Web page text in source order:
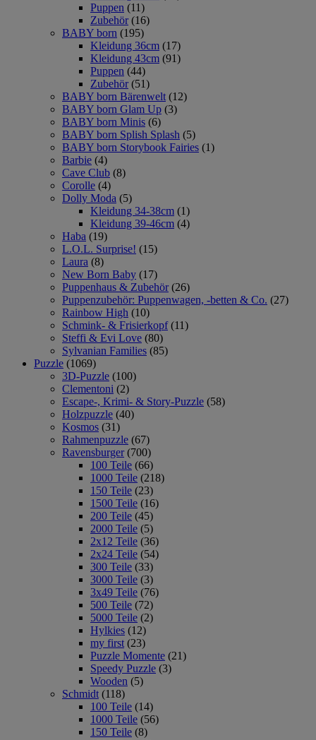
Puppen (11)
Zubehör (16)
BABY born (195)
Kleidung 36cm (17)
Kleidung 43cm (91)
Puppen (44)
Zubehör (51)
BABY born Bärenwelt (12)
BABY born Glam Up (3)
BABY born Minis (6)
BABY born Splish Splash (5)
BABY born Storybook Fairies (1)
Barbie (4)
Cave Club (8)
Corolle (4)
Dolly Moda (5)
Kleidung 34-38cm (1)
Kleidung 39-46cm (4)
Haba (19)
L.O.L. Surprise! (15)
Laura (8)
New Born Baby (17)
Puppenhaus & Zubehör (26)
Puppenzubehör: Puppenwagen, -betten & Co. (27)
Rainbow High (10)
Schmink- & Frisierkopf (11)
Steffi & Evi Love (80)
Sylvanian Families (85)
Puzzle (1069)
3D-Puzzle (100)
Clementoni (2)
Escape-, Krimi- & Story-Puzzle (58)
Holzpuzzle (40)
Kosmos (31)
Rahmenpuzzle (67)
Ravensburger (700)
100 Teile (66)
1000 Teile (218)
150 Teile (23)
1500 Teile (16)
200 Teile (45)
2000 Teile (5)
2x12 Teile (36)
2x24 Teile (54)
300 Teile (33)
3000 Teile (3)
3x49 Teile (76)
500 Teile (72)
5000 Teile (2)
Hylkies (12)
my first (23)
Puzzle Momente (21)
Speedy Puzzle (3)
Wooden (5)
Schmidt (118)
100 Teile (14)
1000 Teile (56)
150 Teile (8)